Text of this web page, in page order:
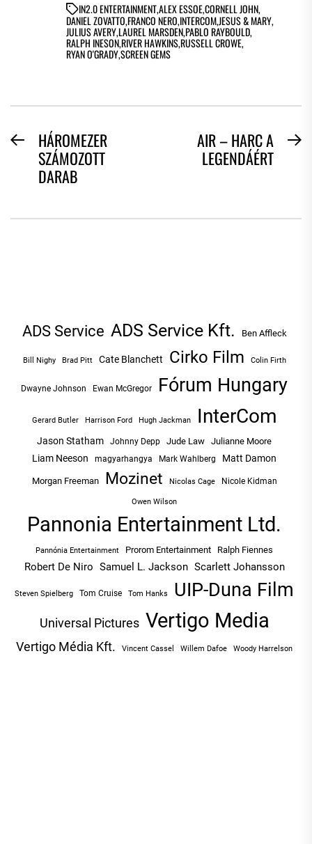
IN2.0 ENTERTAINMENT,ALEX ESSOE,CORNELL JOHN,
DANIEL ZOVATTO,FRANCO NERO,INTERCOM,JESUS & MARY,
JULIUS AVERY,LAUREL MARSDEN,PABLO RAYBOULD,
RALPH INESON,RIVER HAWKINS,RUSSELL CROWE,
RYAN O'GRADY,SCREEN GEMS
BEJEGYZÉS
NAVIGÁCIÓ
PreviousHÁROMEZER
SZÁMOZOTT
DARAB
AIR – HARC A
LEGENDÁÉRT
ADS Service ADS Service Kft. Ben Affleck
Bill Nighy Brad Pitt Cate Blanchett Cirko Film Colin Firth
Dwayne Johnson Ewan McGregor Fórum Hungary
Gerard Butler Harrison Ford Hugh Jackman InterCom
Jason Statham Johnny Depp Jude Law Julianne Moore
Liam Neeson magyarhangya Mark Wahlberg Matt Damon
Morgan Freeman Mozinet Nicolas Cage Nicole Kidman
Owen Wilson
Pannonia Entertainment Ltd.
Pannónia Entertainment Prorom Entertainment Ralph Fiennes
Robert De Niro Samuel L. Jackson Scarlett Johansson
Steven Spielberg Tom Cruise Tom Hanks UIP-Duna Film
Universal Pictures Vertigo Media
Vertigo Média Kft. Vincent Cassel Willem Dafoe Woody Harrelson